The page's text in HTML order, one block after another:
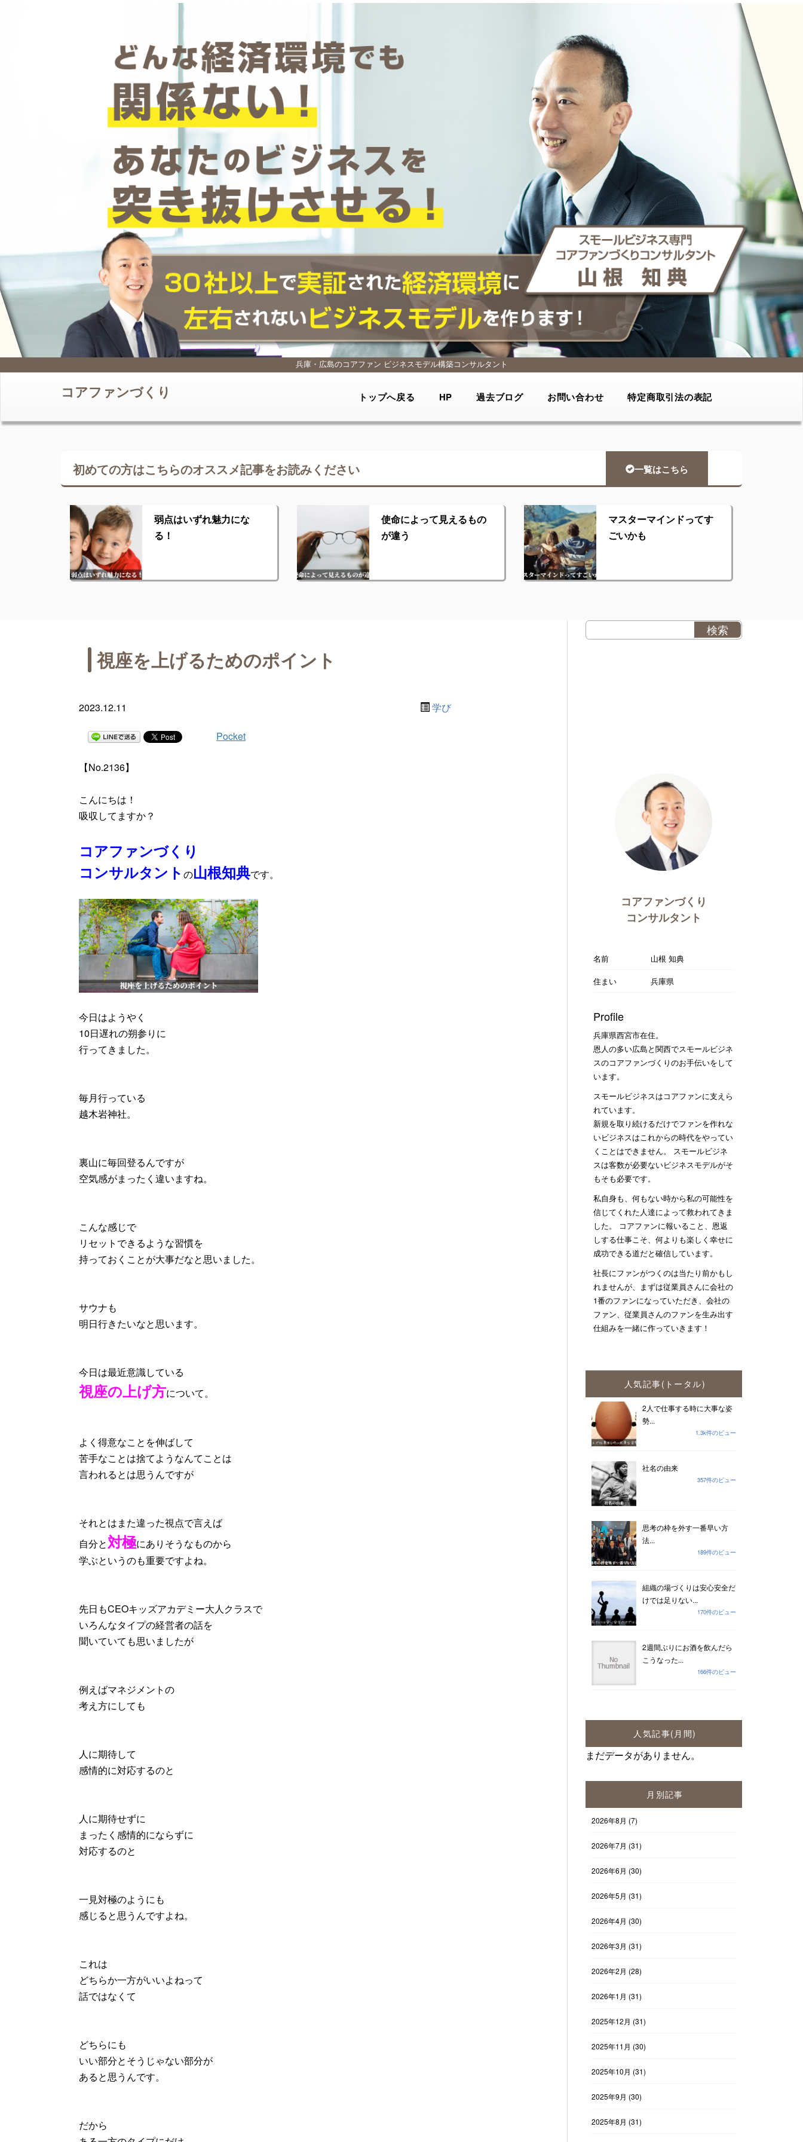
兵庫・広島のコアファン ビジネスモデル構築コンサルタント
コアファンづくり トップへ戻る HP 過去ブログ お問い合わせ 特定商取引法の表記
初めての方はこちらのオススメ記事をお読みください 一覧はこちら
弱点はいずれ魅力にな
る！
使命によって見えるもの
が違う
マスターマインドってす
ごいかも
視座を上げるためのポイント
2023.12.11 学び
Pocket
【No.2136】
こんにちは！
吸収してますか？
コアファンづくり
コンサルタント の山根知典です。
今日はようやく
10日遅れの朔参りに
行ってきました。
毎月行っている
越木岩神社。
裏山に毎回登るんですが
空気感がまったく違いますね。
こんな感じで
リセットできるような習慣を
持っておくことが大事だなと思いました。
サウナも
明日行きたいなと思います。
今日は最近意識している
視座の上げ方について。
よく得意なことを伸ばして
苦手なことは捨てようなんてことは
言われるとは思うんですが
それとはまた違った視点で言えば
自分と対極にありそうなものから
学ぶというのも重要ですよね。
先日もCEOキッズアカデミー大人クラスで
いろんなタイプの経営者の話を
聞いていても思いましたが
例えばマネジメントの
考え方にしても
人に期待して
感情的に対応するのと
人に期待せずに
まったく感情的にならずに
対応するのと
一見対極のようにも
感じると思うんですよね。
これは
どちらか一方がいいよねって
話ではなくて
どちらにも
いい部分とそうじゃない部分が
あると思うんです。
だから
コアファンづくり
コンサルタント
名前
山根 知典
住まい
兵庫県
Profile
兵庫県西宮市在住。
恩人の多い広島と関西でスモールビジネ
スのコアファンづくりのお手伝いをして
います。
スモールビジネスはコアファンに支えら
れています。
新規を取り続けるだけでファンを作れな
いビジネスはこれからの時代をやってい
くことはできません。 スモールビジネ
スは客数が必要ないビジネスモデルがそ
もそも必要です。
私自身も、何もない時から私の可能性を
信じてくれた人達によって救われてきま
した。 コアファンに報いること、恩返
しする仕事こそ、何よりも楽しく幸せに
成功できる道だと確信しています。
社長にファンがつくのは当たり前かもし
れませんが、まずは従業員さんに会社の
1番のファンになっていただき、会社の
ファン、従業員さんのファンを生み出す
仕組みを一緒に作っていきます！
人気記事(トータル)
2人で仕事する時に大事な姿
勢...
1.3k件のビュー
社名の由来
357件のビュー
思考の枠を外す一番早い方
法...
189件のビュー
組織の場づくりは安心安全だ
けでは足りない...
170件のビュー
2週間ぶりにお酒を飲んだら
こうなった...
166件のビュー
人気記事(月間)
まだデータがありません。
月別記事
2026年8月 (7)
2026年7月 (31)
2026年6月 (30)
2026年5月 (31)
2026年4月 (30)
2026年3月 (31)
2026年2月 (28)
2026年1月 (31)
2025年12月 (31)
2025年11月 (30)
2025年10月 (31)
2025年9月 (30)
2025年8月 (31)